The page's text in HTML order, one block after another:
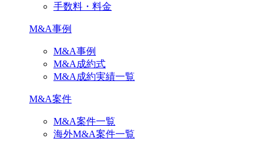
手数料・料金
M&A事例
M&A事例
M&A成約式
M&A成約実績一覧
M&A案件
M&A案件一覧
海外M&A案件一覧